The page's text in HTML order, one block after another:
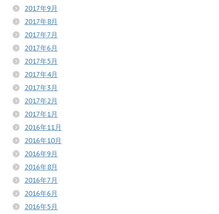
2017年9月
2017年8月
2017年7月
2017年6月
2017年5月
2017年4月
2017年3月
2017年2月
2017年1月
2016年11月
2016年10月
2016年9月
2016年8月
2016年7月
2016年6月
2016年5月